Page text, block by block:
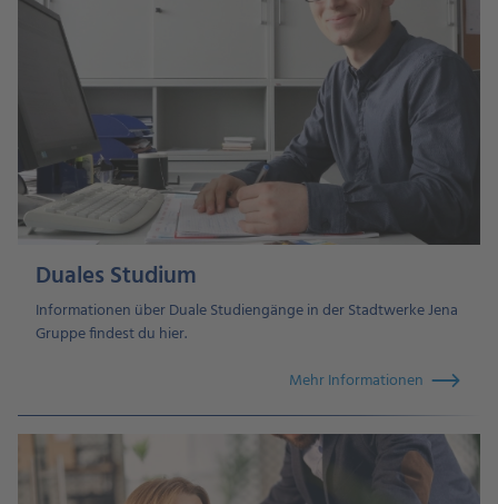
Duales Studium
Informationen über Duale Studiengänge in der Stadtwerke Jena
Gruppe findest du hier.
Mehr Informationen